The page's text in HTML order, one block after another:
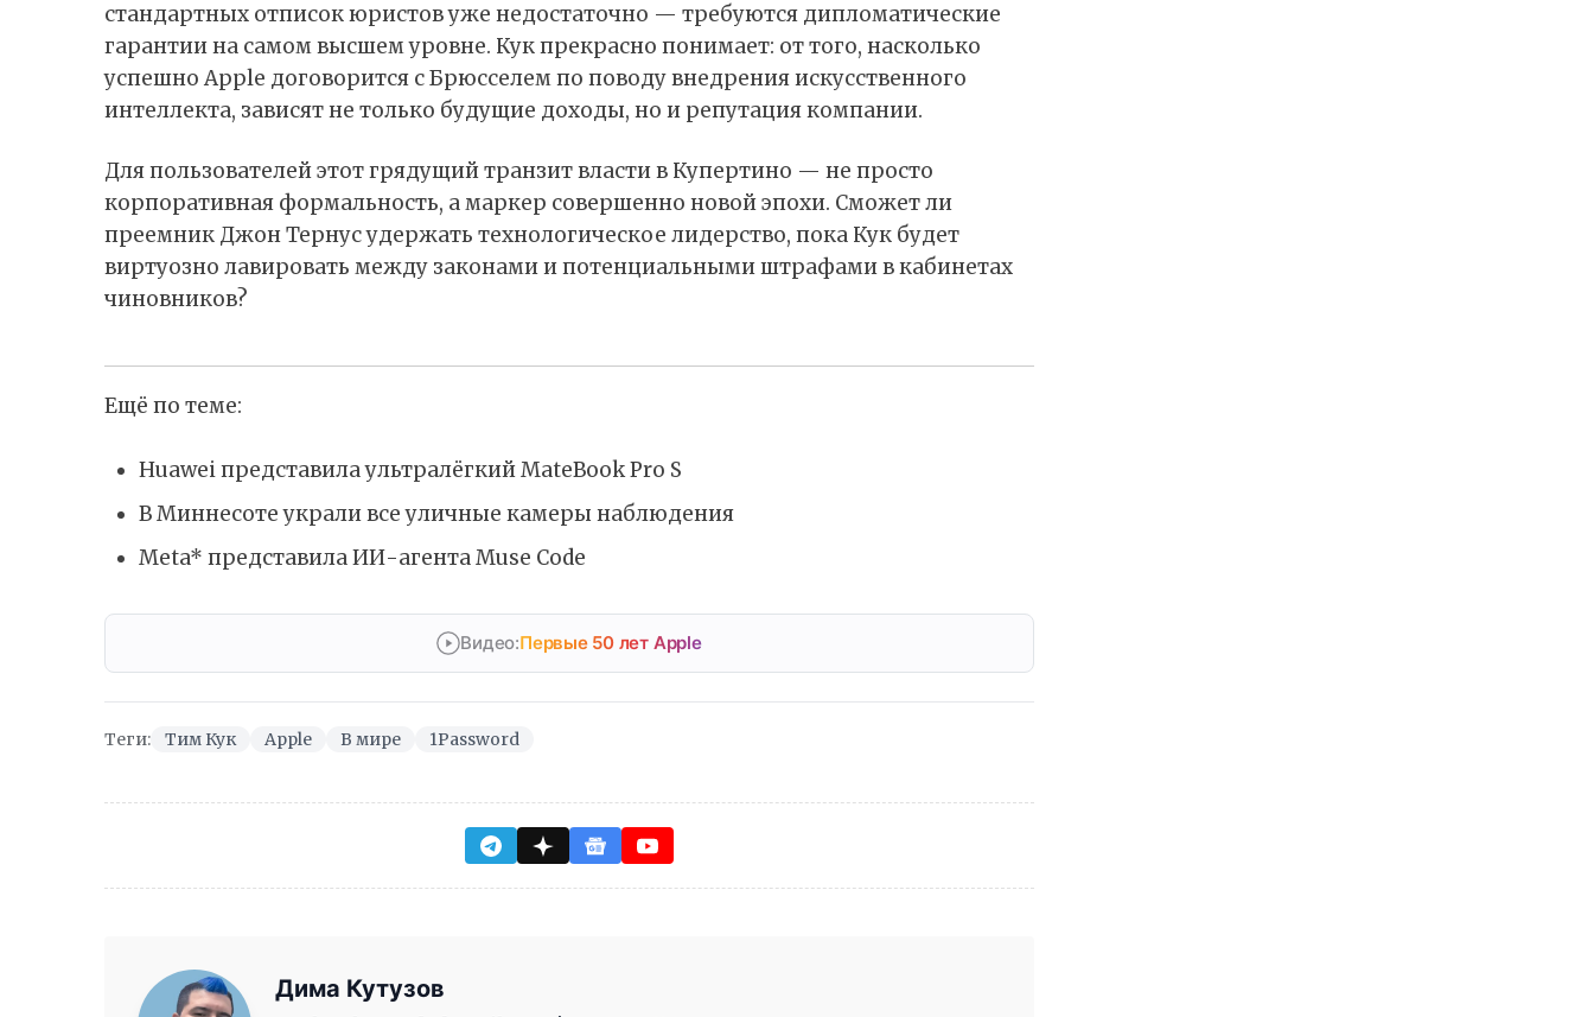
стандартных отписок юристов уже недостаточно — требуются дипломатические
гарантии на самом высшем уровне. Кук прекрасно понимает: от того, насколько
успешно Apple договорится с Брюсселем по поводу внедрения искусственного
интеллекта, зависят не только будущие доходы, но и репутация компании.
Для пользователей этот грядущий транзит власти в Купертино — не просто
корпоративная формальность, а маркер совершенно новой эпохи. Сможет ли
преемник Джон Тернус удержать технологическое лидерство, пока Кук будет
виртуозно лавировать между законами и потенциальными штрафами в кабинетах
чиновников?
Ещё по теме:
Huawei представила ультралёгкий MateBook Pro S
В Миннесоте украли все уличные камеры наблюдения
Meta* представила ИИ-агента Muse Code
Видео:Первые 50 лет Apple
Теги: Тим Кук Apple В мире 1Password
Дима Кутузов